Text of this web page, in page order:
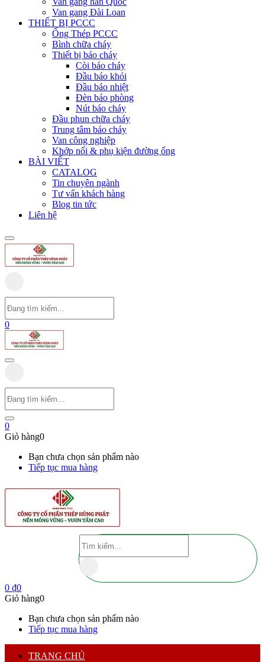
Van gang Đài Loan
THIẾT BỊ PCCC
Ống Thép PCCC
Bình chữa cháy
Thiết bị báo cháy
Còi báo cháy
Đầu báo khói
Đầu báo nhiệt
Đèn báo phòng
Nút báo cháy
Đầu phun chữa cháy
Trung tâm báo cháy
Van công nghiệp
Khớp nối & phụ kiện đường ống
BÀI VIẾT
CATALOG
Tin chuyên ngành
Tư vấn khách hàng
Blog tin tức
Liên hệ
0
0
Giỏ hàng0
Bạn chưa chọn sản phẩm nào
Tiếp tục mua hàng
0 ₫0
Giỏ hàng0
Bạn chưa chọn sản phẩm nào
Tiếp tục mua hàng
TRANG CHỦ